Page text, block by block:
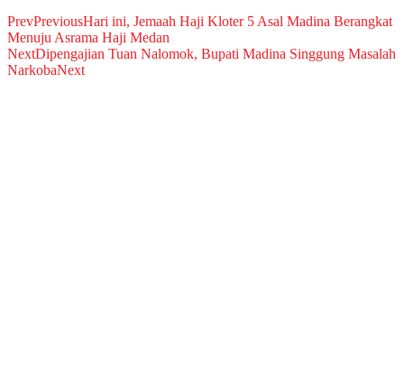
PrevPreviousHari ini, Jemaah Haji Kloter 5 Asal Madina Berangkat
Menuju Asrama Haji Medan
NextDipengajian Tuan Nalomok, Bupati Madina Singgung Masalah
NarkobaNext